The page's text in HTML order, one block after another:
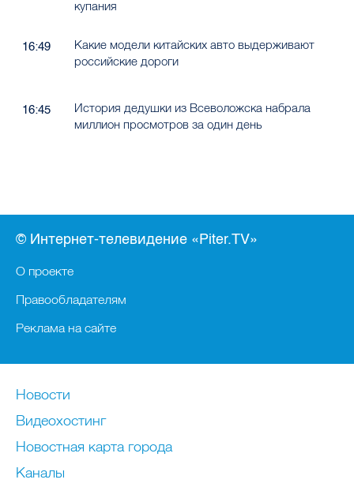
купания
16:49
Какие модели китайских авто выдерживают
российские дороги
16:45
История дедушки из Всеволожска набрала
миллион просмотров за один день
© Интернет-телевидение «Piter.TV»
О проекте
Правообладателям
Реклама на сайте
Новости
Видеохостинг
Новостная карта города
Каналы